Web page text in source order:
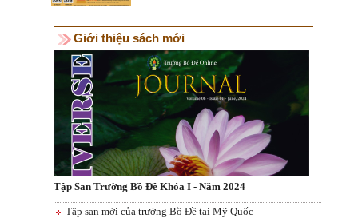
Giới thiệu sách mới
Tập San Trường Bồ Đề Khóa I - Năm 2024
Tập san mới của trường Bồ Đề tại Mỹ Quốc